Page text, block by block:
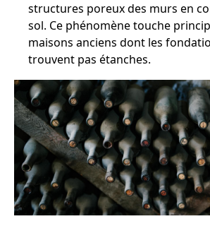
structures poreux des murs en
sol. Ce phénomène touche
maisons anciens dont les
trouvent pas étanches.